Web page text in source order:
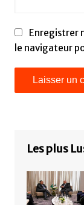
Enregistrer
le navigateur
Les plus